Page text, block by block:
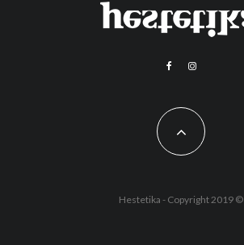
Hestetika - Copyright 2019 ©